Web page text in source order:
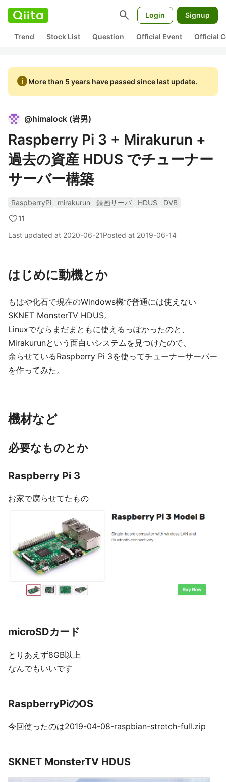
search Login Signup
Trend Stock List Question Official Event Official
infoMore than 5 years have passed since last update.
@himalock (岩男)
Raspberry Pi 3 + Mirakurun +
過去の資産 HDUS でチューナー
サーバー構築
RaspberryPi mirakurun 録画サーバ HDUS
DVB
11
Last updated at 2020-06-21Posted at 2019-06-14
はじめに動機とか
もはや化石で現在のWindows機で普通には使えない
SKNET MonsterTV HDUS。
Linuxでならまだまともに使えるっぽかったのと、
Mirakurunという面白いシステムを見つけたので、
余らせているRaspberry Pi 3を使ってチューナーサーバー
を作ってみた。
機材など
必要なものとか
Raspberry Pi 3
お家で腐らせてたもの
microSDカード
とりあえず8GB以上
なんでもいいです
RaspberryPiのOS
今回使ったのは2019-04-08-raspbian-stretch-full.zip
SKNET MonsterTV HDUS